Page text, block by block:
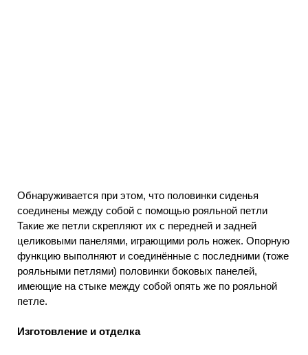
Обнаруживается при этом, что половинки сиденья
соединены между собой с помощью рояльной петли
Такие же петли скрепляют их с передней и задней
целиковыми панелями, играющими роль ножек. Опорную
функцию выполняют и соединённые с последними (тоже
рояльными петлями) половинки боковых панелей,
имеющие на стыке между собой опять же по рояльной
петле.
Изготовление и отделка